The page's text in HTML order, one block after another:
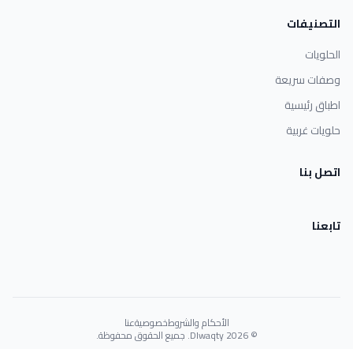
التصنيفات
الحلويات
وصفات سريعة
اطباق رئيسية
حلويات غربية
اتصل بنا
تابعنا
الأحكام والشروطخصوصيةعنا
© 2026 Dlwaqty. جميع الحقوق محفوظة.